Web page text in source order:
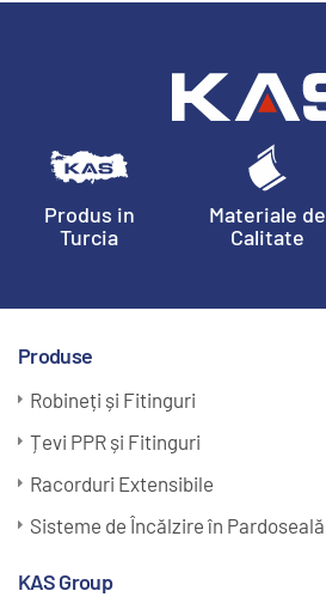
Produs in
Turcia
Materiale de
Calitate
Produse
Robineți și Fitinguri
Țevi PPR și Fitinguri
Racorduri Extensibile
Sisteme de Încălzire în Pardoseală
KAS Group